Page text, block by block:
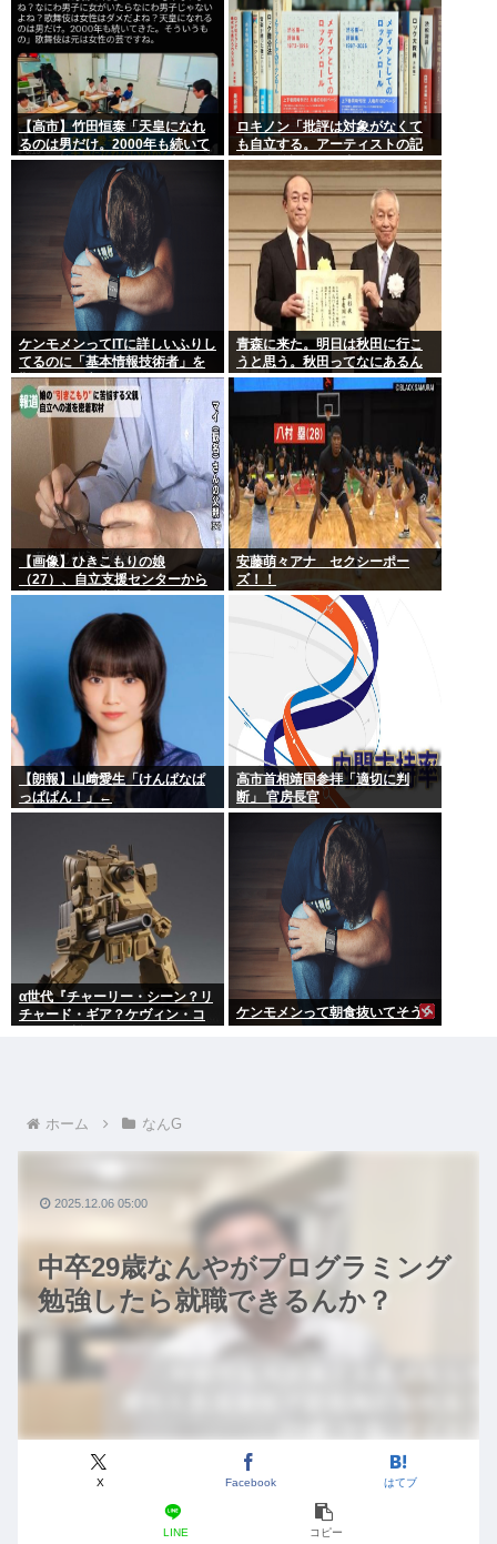
【高市】竹田恒泰「天皇になれ
るのは男だけ。2000年も続いて
きた伝統。歌舞伎も女は駄目だ
ロキノン「批評は対象がなくて
も自立する。アーティストの記
事に自分語りしか書かなくても
OK」 これさぁ…
ケンモメンってITに詳しいふりし
てるのに「基本情報技術者」を
難しいって言ってて笑ったわ
青森に来た。明日は秋田に行こ
うと思う。秋田ってなにあるん
だ？
【画像】ひきこもりの娘
（27）、自立支援センターから
酷いスパルタ指導を受けてしま
安藤萌々アナ セクシーポー
ズ！！
【朗報】山﨑愛生「けんぱなぱ
っぱぱん！」←
高市首相靖国参拝「適切に判
断」 官房長官
α世代『チャーリー・シーン？リ
チャード・ギア？ケヴィン・コ
ケンモメンって朝食抜いてそう
ホーム なんG
中卒29歳なんやがプログラミング
勉強したら就職できるんか？
X Facebook はてブ
LINE コピー
2025.12.06 05:00